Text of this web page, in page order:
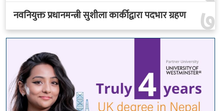
७
नवनियुक्त प्रधानमन्त्री सुशीला कार्कीद्वारा पदभार ग्रहण